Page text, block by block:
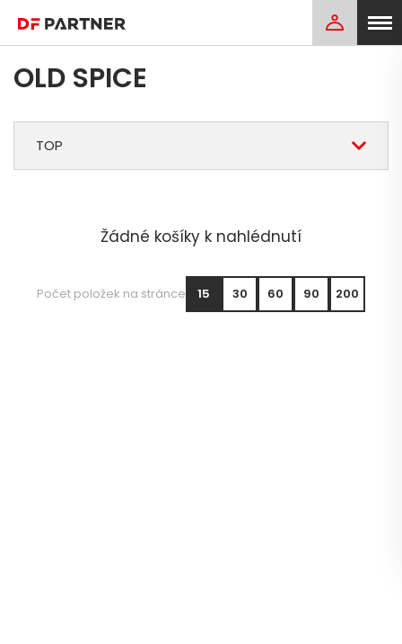
OLD SPICE
TOP
Žádné košíky k nahlédnutí
Počet položek na stránce 15 30 60 90 200